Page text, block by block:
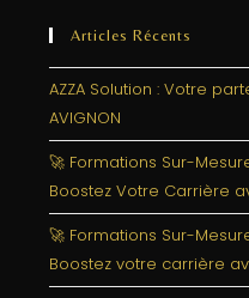
Articles Récents
AZZA Solution : Votre
AVIGNON
🚀 Formations Sur-
Boostez Votre Carrière
🚀 Formations Sur-
Boostez votre carrière